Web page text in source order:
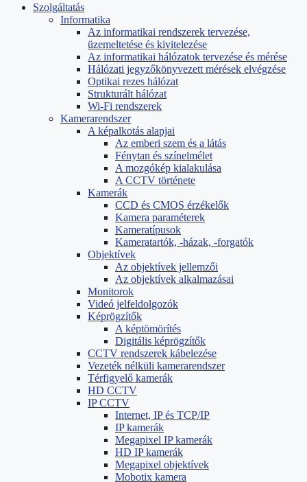
Szolgáltatás
Informatika
Az informatikai rendszerek tervezése,
üzemeltetése és kivitelezése
Az informatikai hálózatok tervezése és mérése
Hálózati jegyzőkönyvezett mérések elvégzése
Optikai rezes hálózat
Strukturált hálózat
Wi-Fi rendszerek
Kamerarendszer
A képalkotás alapjai
Az emberi szem és a látás
Fénytan és színelmélet
A mozgókép kialakulása
A CCTV története
Kamerák
CCD és CMOS érzékelők
Kamera paraméterek
Kameratípusok
Kameratartók, -házak, -forgatók
Objektívek
Az objektívek jellemzői
Az objektívek alkalmazásai
Monitorok
Videó jelfeldolgozók
Képrögzítők
A képtömörítés
Digitális képrögzítők
CCTV rendszerek kábelezése
Vezeték nélküli kamerarendszer
Térfigyelő kamerák
HD CCTV
IP CCTV
Internet, IP és TCP/IP
IP kamerák
Megapixel IP kamerák
HD IP kamerák
Megapixel objektívek
Mobotix kamera